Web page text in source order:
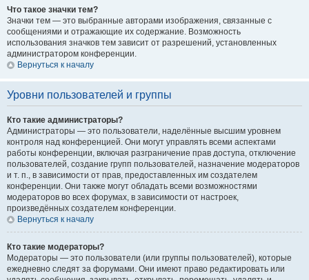
Что такое значки тем?
Значки тем — это выбранные авторами изображения, связанные с
сообщениями и отражающие их содержание. Возможность
использования значков тем зависит от разрешений, установленных
администратором конференции.
Вернуться к началу
Уровни пользователей и группы
Кто такие администраторы?
Администраторы — это пользователи, наделённые высшим уровнем
контроля над конференцией. Они могут управлять всеми аспектами
работы конференции, включая разграничение прав доступа, отключение
пользователей, создание групп пользователей, назначение модераторов
и т. п., в зависимости от прав, предоставленных им создателем
конференции. Они также могут обладать всеми возможностями
модераторов во всех форумах, в зависимости от настроек,
произведённых создателем конференции.
Вернуться к началу
Кто такие модераторы?
Модераторы — это пользователи (или группы пользователей), которые
ежедневно следят за форумами. Они имеют право редактировать или